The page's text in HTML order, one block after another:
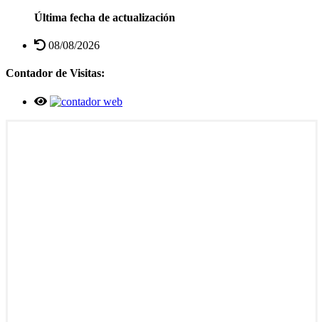
Última fecha de actualización
08/08/2026
Contador de Visitas: